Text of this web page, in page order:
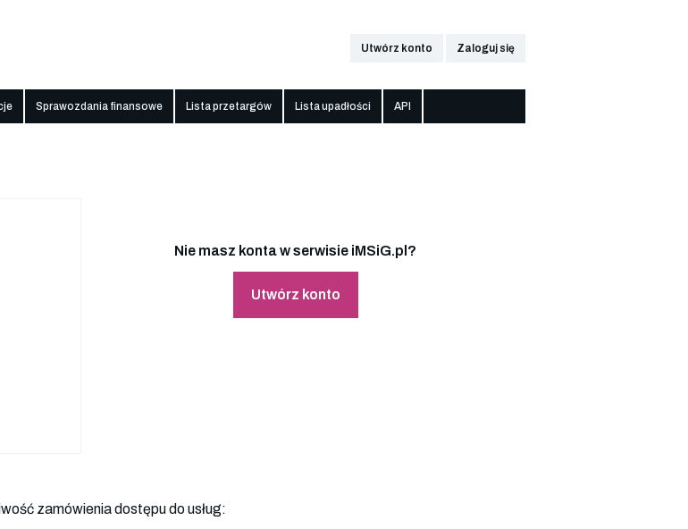
Utwórz konto Zaloguj się
Sprawozdania finansowe Lista przetargów Lista upadłości API
Nie masz konta w serwisie iMSiG.pl?
Utwórz konto
zamówienia dostępu do usług: